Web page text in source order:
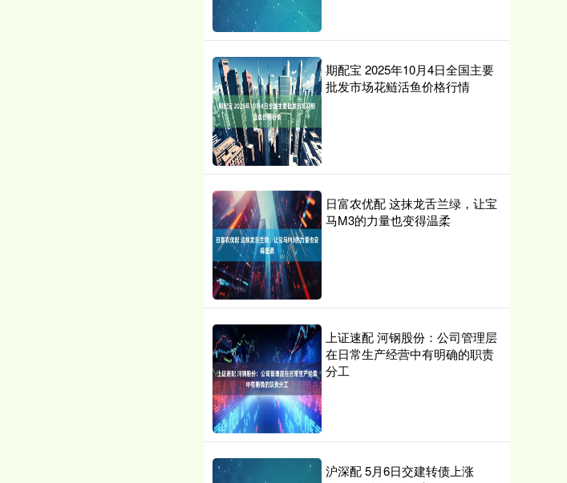
期配宝 2025年10月4日全国主要
批发市场花鲢活鱼价格行情
日富农优配 这抹龙舌兰绿，让宝
马M3的力量也变得温柔
上证速配 河钢股份：公司管理层
在日常生产经营中有明确的职责
分工
沪深配 5月6日交建转债上涨